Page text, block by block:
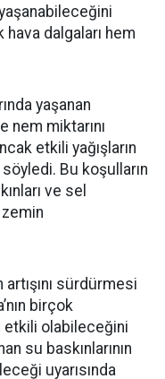
dalgaları hem
yaşanan
miktarını
etkili yağışların
Bu koşulların
ve sel
zemin
artışını sürdürmesi
birçok
etkili olabileceğini
su baskınlarının
uyarısında